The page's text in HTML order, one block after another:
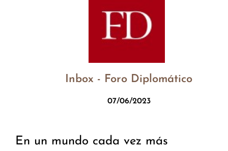
Inbox - Foro Diplomático
07/06/2023
En un mundo cada vez más